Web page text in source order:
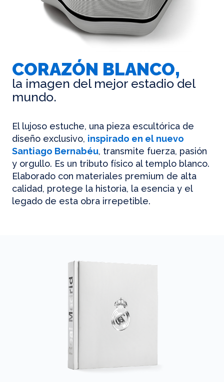
CORAZÓN BLANCO,
la imagen del mejor estadio del
mundo.
El lujoso estuche, una pieza escultórica de
diseño exclusivo, inspirado en el nuevo
Santiago Bernabéu, transmite fuerza, pasión
y orgullo. Es un tributo físico al templo blanco.
Elaborado con materiales premium de alta
calidad, protege la historia, la esencia y el
legado de esta obra irrepetible.